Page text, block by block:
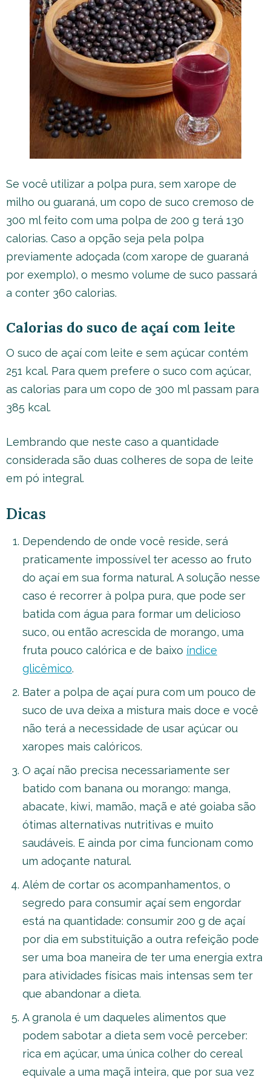
Se você utilizar a polpa pura, sem xarope de
milho ou guaraná, um copo de suco cremoso de
300 ml feito com uma polpa de 200 g terá 130
calorias. Caso a opção seja pela polpa
previamente adoçada (com xarope de guaraná
por exemplo), o mesmo volume de suco passará
a conter 360 calorias.
Calorias do suco de açaí com leite
O suco de açaí com leite e sem açúcar contém
251 kcal. Para quem prefere o suco com açúcar,
as calorias para um copo de 300 ml passam para
385 kcal.
Lembrando que neste caso a quantidade
considerada são duas colheres de sopa de leite
em pó integral.
Dicas
Dependendo de onde você reside, será
praticamente impossível ter acesso ao fruto
do açaí em sua forma natural. A solução nesse
caso é recorrer à polpa pura, que pode ser
batida com água para formar um delicioso
suco, ou então acrescida de morango, uma
fruta pouco calórica e de baixo índice
glicêmico.
Bater a polpa de açaí pura com um pouco de
suco de uva deixa a mistura mais doce e você
não terá a necessidade de usar açúcar ou
xaropes mais calóricos.
O açaí não precisa necessariamente ser
batido com banana ou morango: manga,
abacate, kiwi, mamão, maçã e até goiaba são
ótimas alternativas nutritivas e muito
saudáveis. E ainda por cima funcionam como
um adoçante natural.
Além de cortar os acompanhamentos, o
segredo para consumir açaí sem engordar
está na quantidade: consumir 200 g de açaí
por dia em substituição a outra refeição pode
ser uma boa maneira de ter uma energia extra
para atividades físicas mais intensas sem ter
que abandonar a dieta.
A granola é um daqueles alimentos que
podem sabotar a dieta sem você perceber:
rica em açúcar, uma única colher do cereal
equivale a uma maçã inteira, que por sua vez